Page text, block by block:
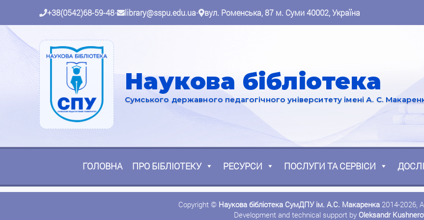
+38(0542)68-59-48• library@sspu.edu.ua• вул. Роменська, 87 м. Суми 40002, Україна
Наукова бібліотека
Сумського державного педагогічного університету імені А. С.
ГОЛОВНА ПРО БІБЛІОТЕКУ РЕСУРСИ ПОСЛУГИ ТА СЕРВІСИ
Copyright © Наукова бібліотека СумДПУ ім. А.С. Макаренка 2014-2026,
Development and technical support by Oleksandr